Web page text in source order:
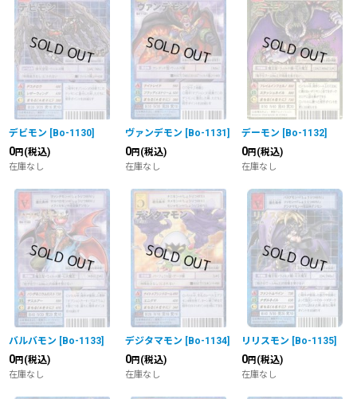
デビモン [Bo-1130]
0円 (税込)
在庫なし
ヴァンデモン [Bo-1131]
0円 (税込)
在庫なし
デーモン [Bo-1132]
0円 (税込)
在庫なし
バルバモン [Bo-1133]
0円 (税込)
在庫なし
デジタマモン [Bo-1134]
0円 (税込)
在庫なし
リリスモン [Bo-1135]
0円 (税込)
在庫なし